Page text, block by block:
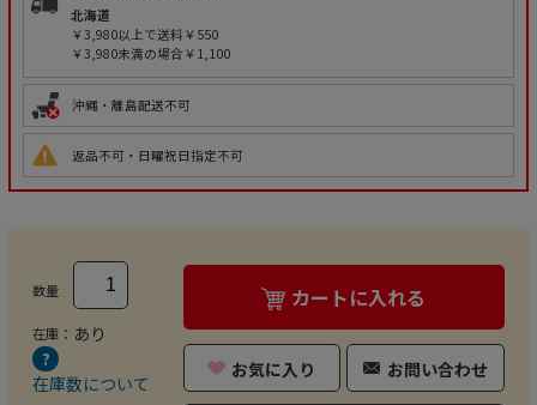
北海道
￥3,980以上で送料￥550
￥3,980未満の場合￥1,100
沖縄・離島配送不可
返品不可・日曜祝日指定不可
数量
在庫： あり
在庫数について
カートに入れる
お気に入り お問い合わせ